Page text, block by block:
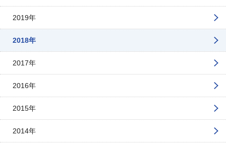
2019年
2018年
2017年
2016年
2015年
2014年